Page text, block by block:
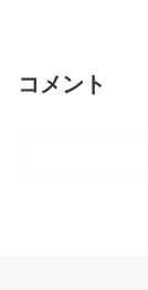
コメント